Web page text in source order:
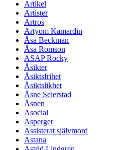
Artikel
Artister
Artros
Artyom Kamardin
Åsa Beckman
Åsa Romson
ASAP Rocky
Åsikter
Åsiktsfrihet
Åsiktslikhet
Åsne Seierstad
Åsnen
Asocial
Asperger
Assisterat självmord
Astana